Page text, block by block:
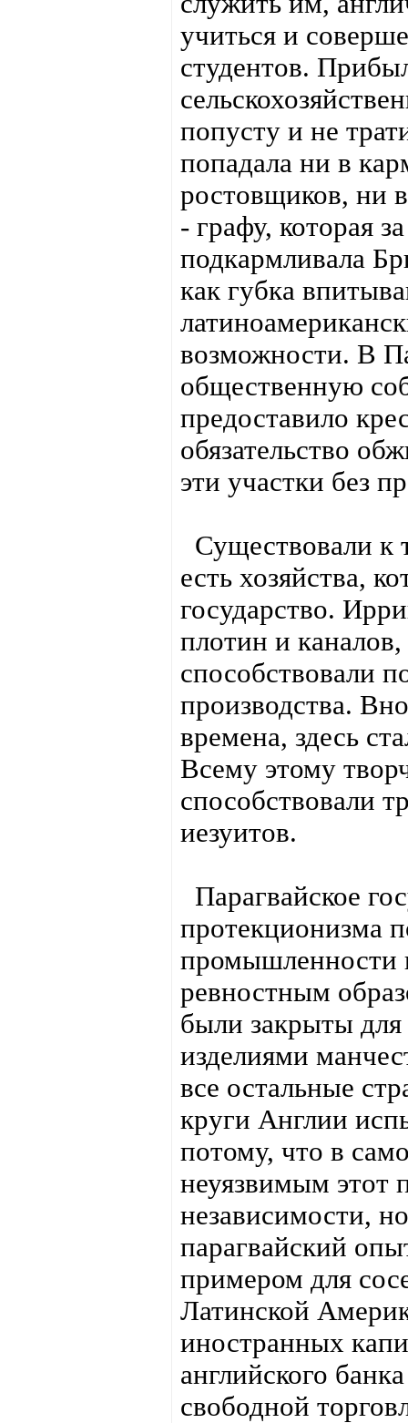
учиться и
студентов.
попусту и не
попадала ни в
ростовщиков, ни
- графу, которая
подкармливала
как губка
возможности. В
общественную
предоставило
обязательство
эти участки без
Существовали к
есть хозяйства,
государство.
плотин и
способствовали
производства.
времена, здесь
Всему этому
способствовали
иезуитов.
Парагвайское
протекционизма
промышленности
ревностным
были закрыты для
изделиями
все остальные
круги Англии
потому, что в
неуязвимым этот
независимости,
парагвайский
примером для
Латинской
иностранных
английского
свободной